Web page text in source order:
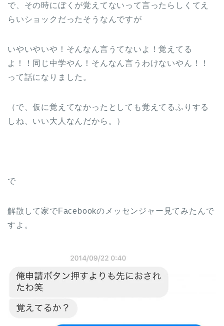
で、その時にぼくが覚えてないって言ったらしくてえ
らいショックだったそうなんですが
いやいやいや！そんなん言うてないよ！覚えてる
よ！！同じ中学やん！そんなん言うわけないやん！！
って話になりました。
（で、仮に覚えてなかったとしても覚えてるふりする
しね、いい大人なんだから。）
で
解散して家でFacebookのメッセンジャー見てみたんで
すよ。